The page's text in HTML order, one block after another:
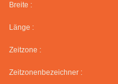
Breite :
Länge :
Zeitzone :
Zeitzonenbezeichner :